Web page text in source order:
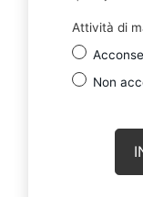
Attività di
Non